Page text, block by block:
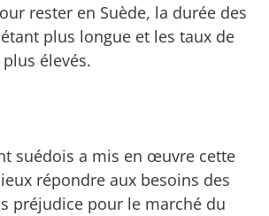
rester en Suède, la durée des
plus longue et les taux de
élevés.
suédois a mis en œuvre cette
répondre aux besoins des
préjudice pour le marché du